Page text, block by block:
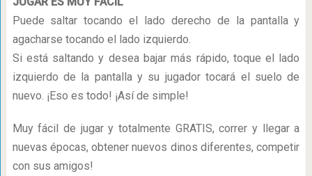
Puede saltar tocando el lado derecho de la pantalla y
agacharse tocando el lado izquierdo.
Si está saltando y desea bajar más rápido, toque el lado
izquierdo de la pantalla y su jugador tocará el suelo de
nuevo. ¡Eso es todo! ¡Así de simple!
Muy fácil de jugar y totalmente GRATIS, correr y llegar a
nuevas épocas, obtener nuevos dinos diferentes, competir
con sus amigos!